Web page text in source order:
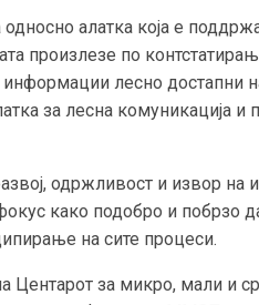
алатка која е
произлезе по
лесно достапни
за лесна комуникација и
одржливост и извор на
како подобро и побрзо
на сите процеси.
Центарот за микро, мали и